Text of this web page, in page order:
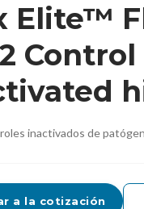
Elite™
inactivados de
a la cotización